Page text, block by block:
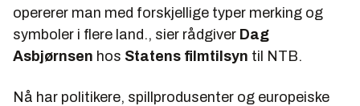
opererer man med forskjellige typer merking og
symboler i flere land., sier rådgiver Dag
Asbjørnsen hos Statens filmtilsyn til NTB.
Nå har politikere, spillprodusenter og europeiske